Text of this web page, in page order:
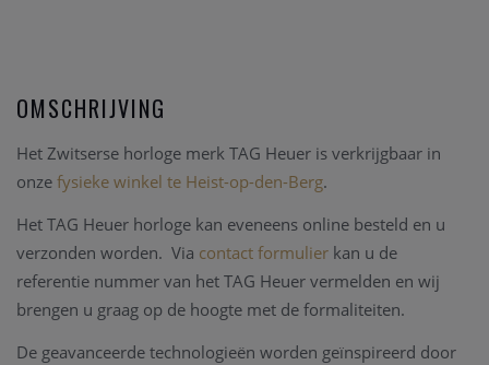
OMSCHRIJVING
Het Zwitserse horloge merk TAG Heuer is verkrijgbaar in
onze fysieke winkel te Heist-op-den-Berg.
Het TAG Heuer horloge kan eveneens online besteld en u
verzonden worden. Via contact formulier kan u de
referentie nummer van het TAG Heuer vermelden en wij
brengen u graag op de hoogte met de formaliteiten.
De geavanceerde technologieën worden geïnspireerd door